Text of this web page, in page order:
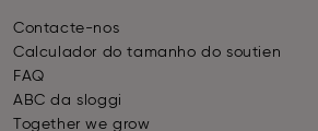
Contacte-nos
Calculador do tamanho do soutien
FAQ
ABC da sloggi
Together we grow